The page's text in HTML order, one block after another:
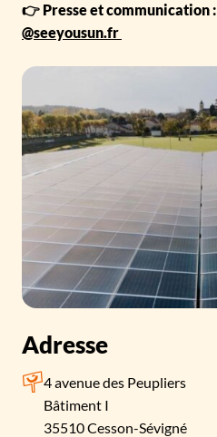
👉 Presse et communication :
@seeyousun.fr
Adresse
4 avenue des Peupliers
Bâtiment I
35510 Cesson-Sévigné